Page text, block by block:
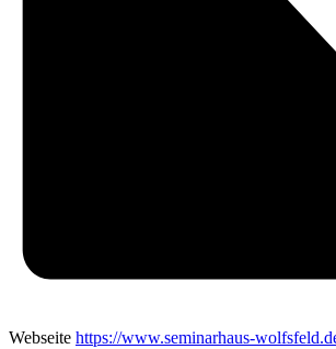
Webseite https://www.seminarhaus-